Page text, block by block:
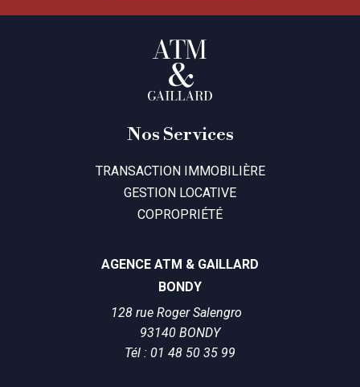
Consulting Experts
+(123) 1234-567-8901
GET IN TOUCH
Nos Services
TRANSACTION IMMOBILIÈRE
GESTION LOCATIVE
COPROPRIÉTÉ
AGENCE ATM & GAILLARD
BONDY
128 rue Roger Salengro
93140 BONDY
Tél : 01 48 50 35 99